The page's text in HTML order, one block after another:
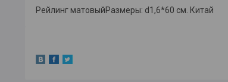
Рейлинг матовыйРазмеры: d1,6*60 см. Китай